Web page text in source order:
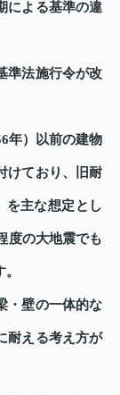
による基準の違
準法施行令が改
年）以前の建物
けており、旧耐
を主な想定とし
度の大地震でも
・壁の一体的な
耐える考え方が